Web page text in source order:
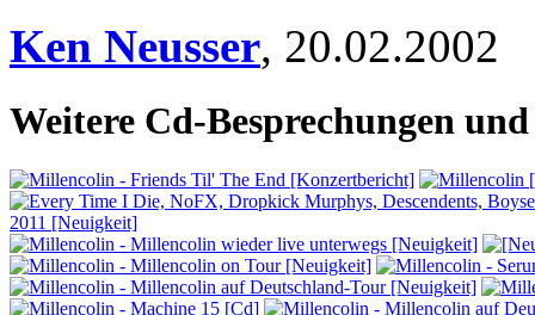
Ken Neusser, 20.02.2002
Weitere Cd-Besprechungen